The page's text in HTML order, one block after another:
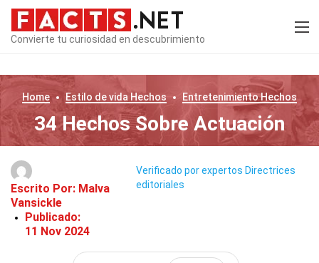
Convierte tu curiosidad en descubrimiento
Home Estilo de vida Hechos EntretenimientoHechos
34 Hechos Sobre Actuación
Escrito Por: Malva
Vansickle
Publicado:
11 Nov 2024
Verificado por expertos Directrices
editoriales